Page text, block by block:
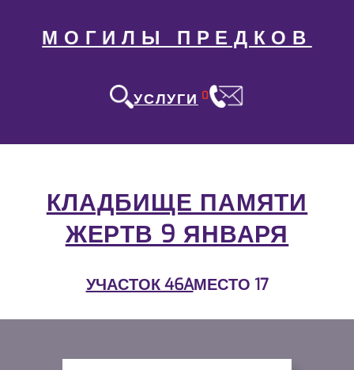
МОГИЛЫ ПРЕДКОВ
УСЛУГИ 0
КЛАДБИЩЕ ПАМЯТИ
ЖЕРТВ 9 ЯНВАРЯ
УЧАСТОК 46AМЕСТО 17